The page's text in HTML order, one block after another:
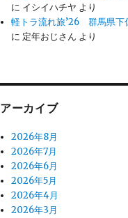
に イシイハチヤ より
軽トラ流れ旅’26 群馬県下
に 定年おじさん より
アーカイブ
2026年8月
2026年7月
2026年6月
2026年5月
2026年4月
2026年3月